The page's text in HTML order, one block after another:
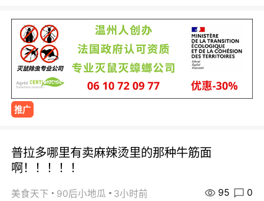
推广
普拉多哪里有卖麻辣烫里的那种牛筋面
啊！！！！！
美食天下 90后小地瓜 3小时前 95 0